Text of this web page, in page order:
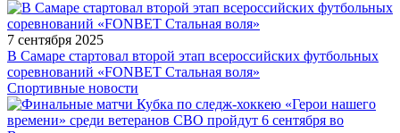
7 сентября 2025
В Самаре стартовал второй этап всероссийских футбольных
соревнований «FONBET Стальная воля»
Спортивные новости